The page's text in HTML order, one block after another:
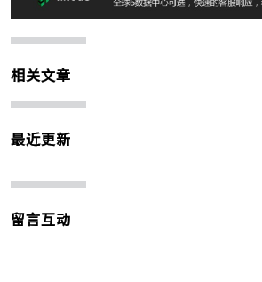
相关文章
最近更新
留言互动